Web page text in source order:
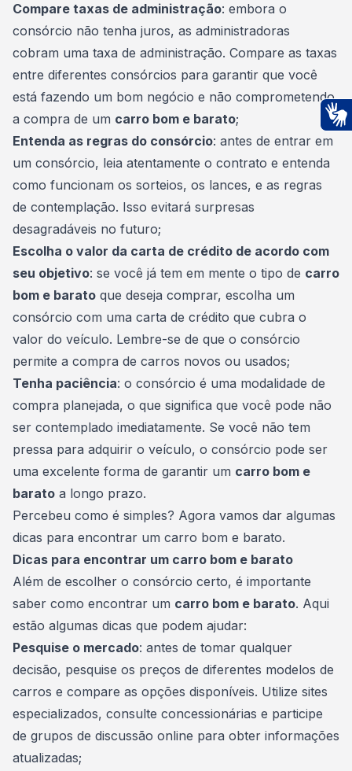
Compare taxas de administração: embora o
consórcio não tenha juros, as administradoras
cobram uma taxa de administração. Compare as taxas
entre diferentes consórcios para garantir que você
está fazendo um bom negócio e não comprometendo
a compra de um carro bom e barato;
Entenda as regras do consórcio: antes de entrar em
um consórcio, leia atentamente o contrato e entenda
como funcionam os sorteios, os lances, e as regras
de contemplação. Isso evitará surpresas
desagradáveis no futuro;
Escolha o valor da carta de crédito de acordo com
seu objetivo: se você já tem em mente o tipo de carro
bom e barato que deseja comprar, escolha um
consórcio com uma carta de crédito que cubra o
valor do veículo. Lembre-se de que o consórcio
permite a compra de carros novos ou usados;
Tenha paciência: o consórcio é uma modalidade de
compra planejada, o que significa que você pode não
ser contemplado imediatamente. Se você não tem
pressa para adquirir o veículo, o consórcio pode ser
uma excelente forma de garantir um carro bom e
barato a longo prazo.
Percebeu como é simples? Agora vamos dar algumas
dicas para encontrar um carro bom e barato.
Dicas para encontrar um carro bom e barato
Além de escolher o consórcio certo, é importante
saber como encontrar um carro bom e barato. Aqui
estão algumas dicas que podem ajudar:
Pesquise o mercado: antes de tomar qualquer
decisão, pesquise os preços de diferentes modelos de
carros e compare as opções disponíveis. Utilize sites
especializados, consulte concessionárias e participe
de grupos de discussão online para obter informações
atualizadas;